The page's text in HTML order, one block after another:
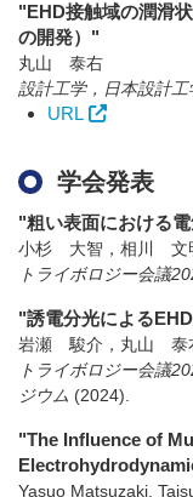
"EHD接触域の潤滑
の開発）"
丸山 泰右
設計工学，日本設計工
URL
学会発表
"粗い表面における
小杉 大智，相川 文
トライボロジー会議
"誘電分光による
岩瀬 駿介，丸山 泰
トライボロジー会議
ジウム (2024)
"The Influence of
Yasuo Matsuzaki,